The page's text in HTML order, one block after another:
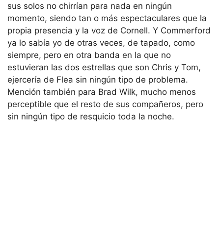
sus solos no chirrían para nada en ningún
momento, siendo tan o más espectaculares que la
propia presencia y la voz de Cornell. Y Commerford
ya lo sabía yo de otras veces, de tapado, como
siempre, pero en otra banda en la que no
estuvieran las dos estrellas que son Chris y Tom,
ejercería de Flea sin ningún tipo de problema.
Mención también para Brad Wilk, mucho menos
perceptible que el resto de sus compañeros, pero
sin ningún tipo de resquicio toda la noche.